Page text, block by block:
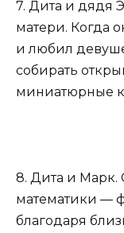
7. Дита и дядя
матери. Когда
и любил
собирать
миниатюрные
8. Дита и Марк.
математики —
благодаря